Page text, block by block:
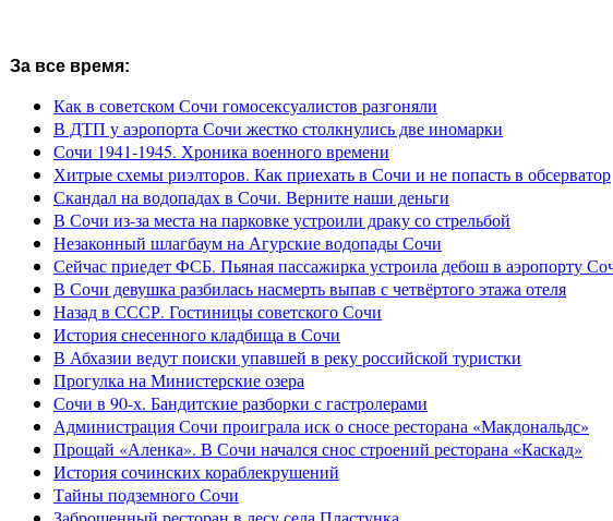
За все время:
Как в советском Сочи гомосексуалистов разгоняли
В ДТП у аэропорта Сочи жестко столкнулись две иномарки
Сочи 1941-1945. Хроника военного времени
Хитрые схемы риэлторов. Как приехать в Сочи и не попасть в обсерватор
Скандал на водопадах в Сочи. Верните наши деньги
В Сочи из-за места на парковке устроили драку со стрельбой
Незаконный шлагбаум на Агурские водопады Сочи
Сейчас приедет ФСБ. Пьяная пассажирка устроила дебош в аэропорту
В Сочи девушка разбилась насмерть выпав с четвёртого этажа отеля
Назад в СССР. Гостиницы советского Сочи
История снесенного кладбища в Сочи
В Абхазии ведут поиски упавшей в реку российской туристки
Прогулка на Министерские озера
Сочи в 90-х. Бандитские разборки с гастролерами
Администрация Сочи проиграла иск о сносе ресторана «Макдональдс»
Прощай «Аленка». В Сочи начался снос строений ресторана «Каскад»
История сочинских кораблекрушений
Тайны подземного Сочи